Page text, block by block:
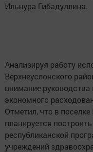
Ильнура Гибадуллина.
Анализируя работу
Верхнеуслонского
внимание
экономного
Отметил, что в
планируется
республиканской
учреждений